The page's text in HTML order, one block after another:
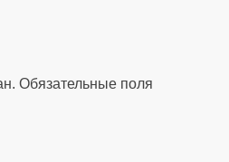
Обязательные поля